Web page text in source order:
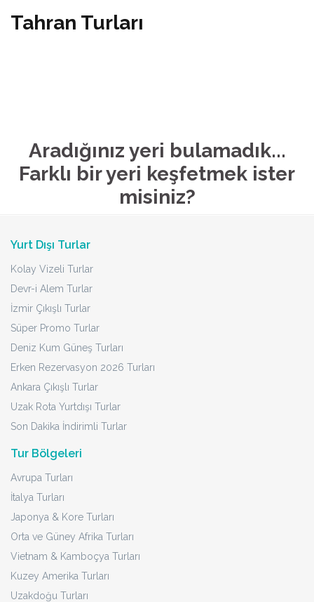
Tahran Turları
Aradığınız yeri bulamadık...
Farklı bir yeri keşfetmek ister
misiniz?
Yurt Dışı Turlar
Kolay Vizeli Turlar
Devr-i Alem Turlar
İzmir Çıkışlı Turlar
Süper Promo Turlar
Deniz Kum Güneş Turları
Erken Rezervasyon 2026 Turları
Ankara Çıkışlı Turlar
Uzak Rota Yurtdışı Turlar
Son Dakika İndirimli Turlar
Tur Bölgeleri
Avrupa Turları
İtalya Turları
Japonya & Kore Turları
Orta ve Güney Afrika Turları
Vietnam & Kamboçya Turları
Kuzey Amerika Turları
Uzakdoğu Turları